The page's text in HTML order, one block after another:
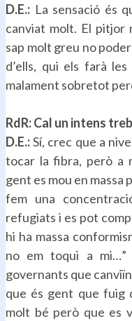
D.E.: La sensació és
canviat molt. El pitjor
sap molt greu no
d’ells, qui els farà
malament sobretot
RdR: Cal un intens
D.E.:Sí, crec que a
tocar la fibra, però a
gent es mou en massa
fem una
refugiats i es pot
hi ha massa
no em toqui a mi…”
governants que
que és gent que fuig
molt bé però que es